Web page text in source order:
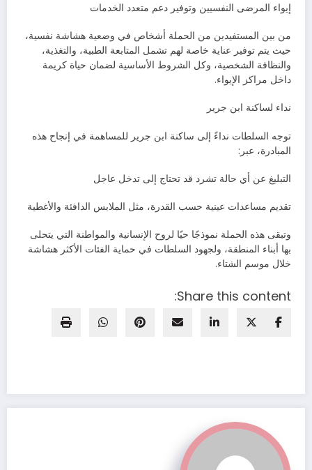
إيواء المرضى النفسيين وتوفير دعم متعدد الخدمات
من بين المستفيدين من الحملة أشخاص في وضعية هشاشة نفسية،
حيث يتم توفير عناية خاصة لهم تشمل المتابعة الطبية، والتغذية،
والنظافة الشخصية، وكل الشروط الأساسية لضمان حياة كريمة
داخل مراكز الإيواء.
نداء لساكنة ابن جرير
توجه السلطات نداءً إلى ساكنة ابن جرير للمساهمة في إنجاح هذه
المبادرة، عبر:
التبليغ عن أي حالة تشرد قد تحتاج إلى تدخل عاجل
تقديم مساعدات عينية حسب القدرة، مثل الملابس الدافئة والأغطية
وتبقى هذه الحملة نموذجًا حيًا لروح الإنسانية والمواطنة التي يتحلى
بها أبناء المنطقة، ولجهود السلطات في حماية الفئات الأكثر هشاشة
خلال موسم الشتاء.
Share this content: